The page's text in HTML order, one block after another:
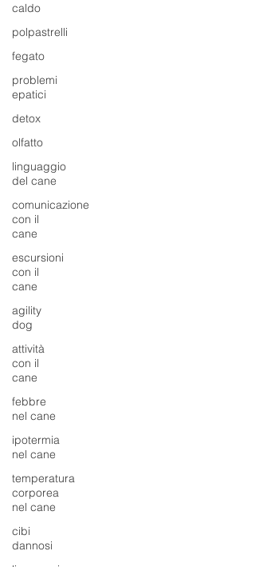
caldo
polpastrelli
fegato
problemi
epatici
detox
olfatto
linguaggio
del cane
comunicazione
con il
cane
escursioni
con il
cane
agility
dog
attività
con il
cane
febbre
nel cane
ipotermia
nel cane
temperatura
corporea
nel cane
cibi
dannosi